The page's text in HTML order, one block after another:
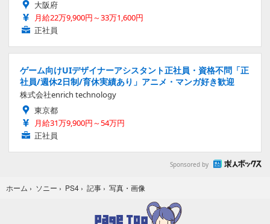
大阪府
月給22万9,900円～33万1,600円
正社員
ゲーム向けUIデザイナーアシスタント正社員・資格不問「正
社員/週休2日制/育休実績あり」アニメ・マンガ好き歓迎
株式会社enrich technology
東京都
月給31万9,900円～54万円
正社員
Sponsored by
ホーム › ソニー › PS4 › 記事 › 写真・画像